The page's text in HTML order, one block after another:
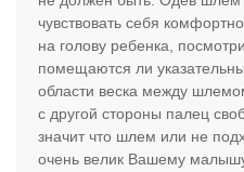
чувствовать себя
на голову ребенка,
помещаются ли
области веска между
с другой стороны палец
значит что шлем или не
очень велик Вашему